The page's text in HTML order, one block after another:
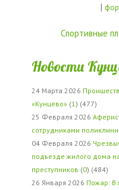
|
Спортивные
Новости
24 Марта 2026
«Кунцево» (1 ) (477)
25 Февраля 2026
сотрудниками
04 Февраля 2026
подъезде жилого дома
преступников (0) (484)
26 Января 2026 Пожар: В